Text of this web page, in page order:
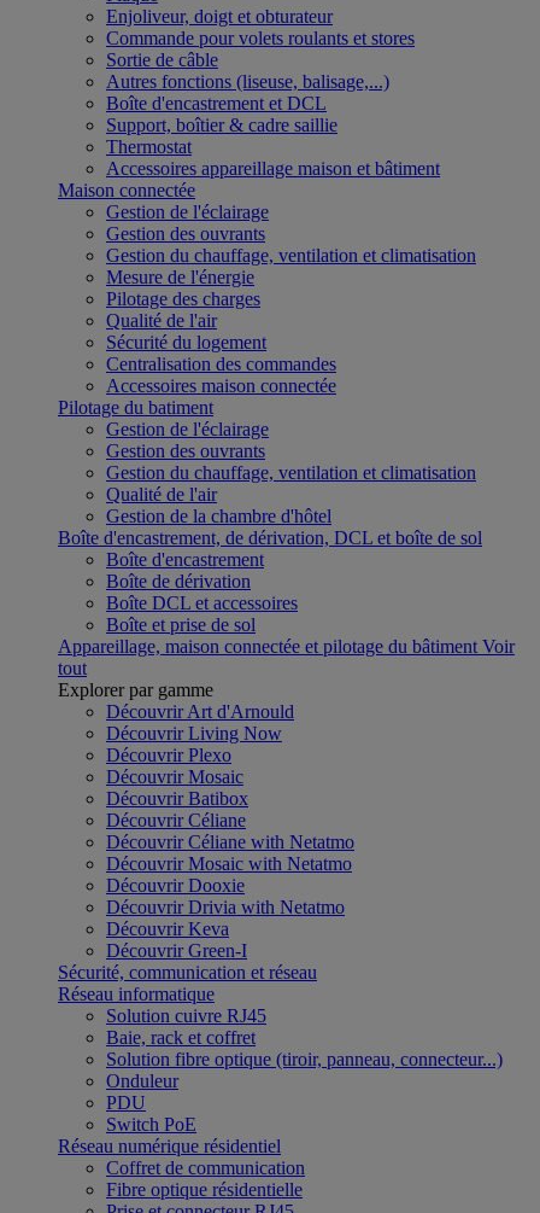
Enjoliveur, doigt et obturateur
Commande pour volets roulants et stores
Sortie de câble
Autres fonctions (liseuse, balisage,...)
Boîte d'encastrement et DCL
Support, boîtier & cadre saillie
Thermostat
Accessoires appareillage maison et bâtiment
Maison connectée
Gestion de l'éclairage
Gestion des ouvrants
Gestion du chauffage, ventilation et climatisation
Mesure de l'énergie
Pilotage des charges
Qualité de l'air
Sécurité du logement
Centralisation des commandes
Accessoires maison connectée
Pilotage du batiment
Gestion de l'éclairage
Gestion des ouvrants
Gestion du chauffage, ventilation et climatisation
Qualité de l'air
Gestion de la chambre d'hôtel
Boîte d'encastrement, de dérivation, DCL et boîte de sol
Boîte d'encastrement
Boîte de dérivation
Boîte DCL et accessoires
Boîte et prise de sol
Appareillage, maison connectée et pilotage du bâtiment Voir
tout
Explorer par gamme
Découvrir Art d'Arnould
Découvrir Living Now
Découvrir Plexo
Découvrir Mosaic
Découvrir Batibox
Découvrir Céliane
Découvrir Céliane with Netatmo
Découvrir Mosaic with Netatmo
Découvrir Dooxie
Découvrir Drivia with Netatmo
Découvrir Keva
Découvrir Green-I
Sécurité, communication et réseau
Réseau informatique
Solution cuivre RJ45
Baie, rack et coffret
Solution fibre optique (tiroir, panneau, connecteur...)
Onduleur
PDU
Switch PoE
Réseau numérique résidentiel
Coffret de communication
Fibre optique résidentielle